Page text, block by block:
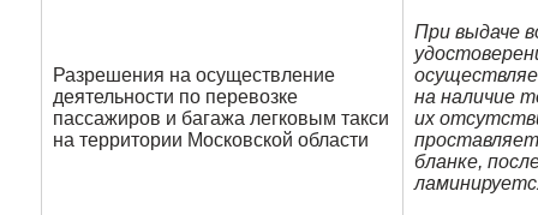
Разрешения на осуществление
деятельности по перевозке
пассажиров и багажа легковым такси
на территории Московской области
При выдаче
на наличие
их
бланке,